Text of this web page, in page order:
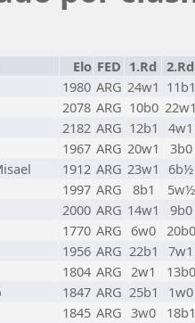
Elo FED 1.Rd 2.Rd
1980 ARG 24w1 11b1
2078 ARG 10b0
2182 ARG 12b1
4w1
1967 ARG 20w1
3b0
1912 ARG 23w1
6b½
1997 ARG 8b1
5w½
2000 ARG 14w1
9b0
1770 ARG 6w0 20b0
1956 ARG 22b1
7w1
1804 ARG 2w1
13b0
1847 ARG 25b1
1w0
1845 ARG 3w0
18b1